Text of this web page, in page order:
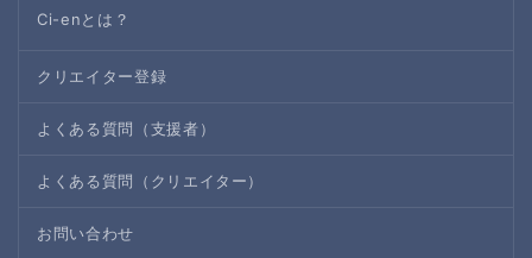
Ci-enとは？
クリエイター登録
よくある質問（支援者）
よくある質問（クリエイター）
お問い合わせ